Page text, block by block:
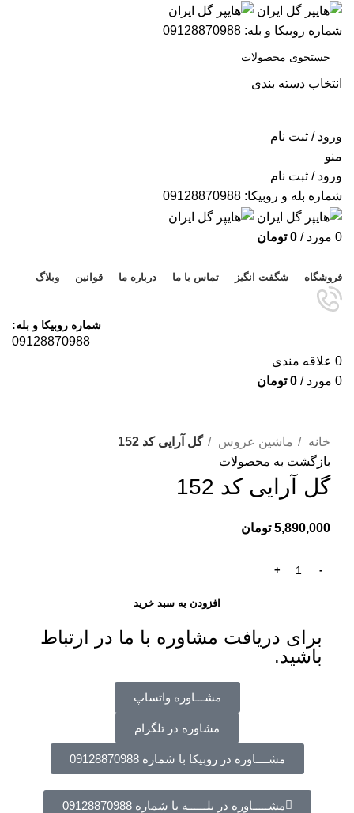
شماره روبیکا و بله: 09128870988
انتخاب دسته بندی
ورود / ثبت نام
منو
ورود / ثبت نام
شماره بله و روبیکا: 09128870988
0 مورد /
0 تومان
فروشگاه شگفت انگیز تماس با ما درباره ما قوانین وبلاگ
شماره روبیکا و بله:
09128870988
0 علاقه مندی
0 مورد /
0 تومان
خانه
ماشین عروس
گل آرایی کد 152
بازگشت به محصولات
گل آرایی کد 152
5,890,000 تومان
افزودن به سبد خرید
برای دریافت مشاوره با ما در ارتباط
باشید.
مشـــاوره واتساپ
مشاوره در تلگرام
مشــــاوره در روبیکا با شماره 09128870988
مشـــــاوره در بلــــــه با شماره 09128870988